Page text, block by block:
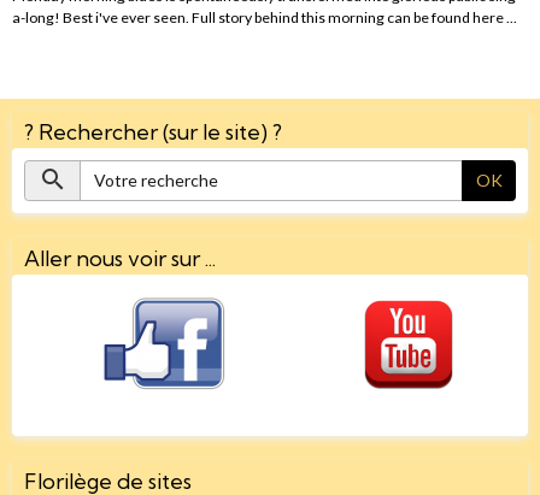
a-long! Best i've ever seen. Full story behind this morning can be found here ...
? Rechercher (sur le site) ?
OK
Aller nous voir sur ...
Florilège de sites